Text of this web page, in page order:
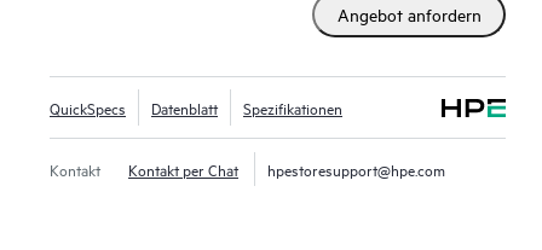
Angebot anfordern
QuickSpecs Datenblatt Spezifikationen
Kontakt Kontakt per Chat hpestoresupport@hpe.com